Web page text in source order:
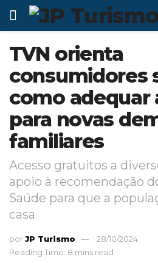
TVN orienta
consumidores
como adequar
para novas
familiares
Acesso gratuitos a
apoio à recomendação
Saúde para que a
casa
porJP Turismo
28/10/2024
Reading Time: 8 mins read